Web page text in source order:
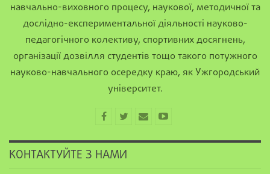
навчально-виховного процесу, наукової, методичної та
дослідно-експериментальної діяльності науково-
педагогічного колективу, спортивних досягнень,
організації дозвілля студентів тощо такого потужного
науково-навчального осередку краю, як Ужгородський
університет.
КОНТАКТУЙТЕ З НАМИ